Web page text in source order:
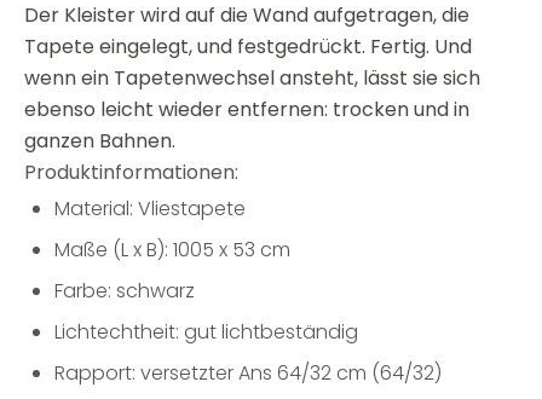
Der Kleister wird auf die Wand aufgetragen, die
Tapete eingelegt, und festgedrückt. Fertig. Und
wenn ein Tapetenwechsel ansteht, lässt sie sich
ebenso leicht wieder entfernen: trocken und in
ganzen Bahnen.
Produktinformationen:
Material: Vliestapete
Maße (L x B): 1005 x 53 cm
Farbe: schwarz
Lichtechtheit: gut lichtbeständig
Rapport: versetzter Ans 64/32 cm (64/32)